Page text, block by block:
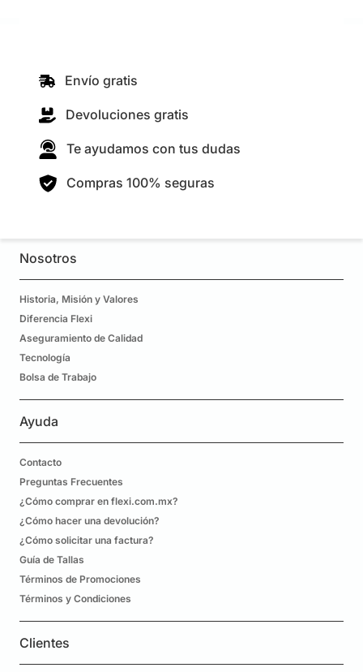
Envío gratis
Devoluciones gratis
Te ayudamos con tus dudas
Compras 100% seguras
Nosotros
Historia, Misión y Valores
Diferencia Flexi
Aseguramiento de Calidad
Tecnología
Bolsa de Trabajo
Ayuda
Contacto
Preguntas Frecuentes
¿Cómo comprar en flexi.com.mx?
¿Cómo hacer una devolución?
¿Cómo solicitar una factura?
Guía de Tallas
Términos de Promociones
Términos y Condiciones
Clientes